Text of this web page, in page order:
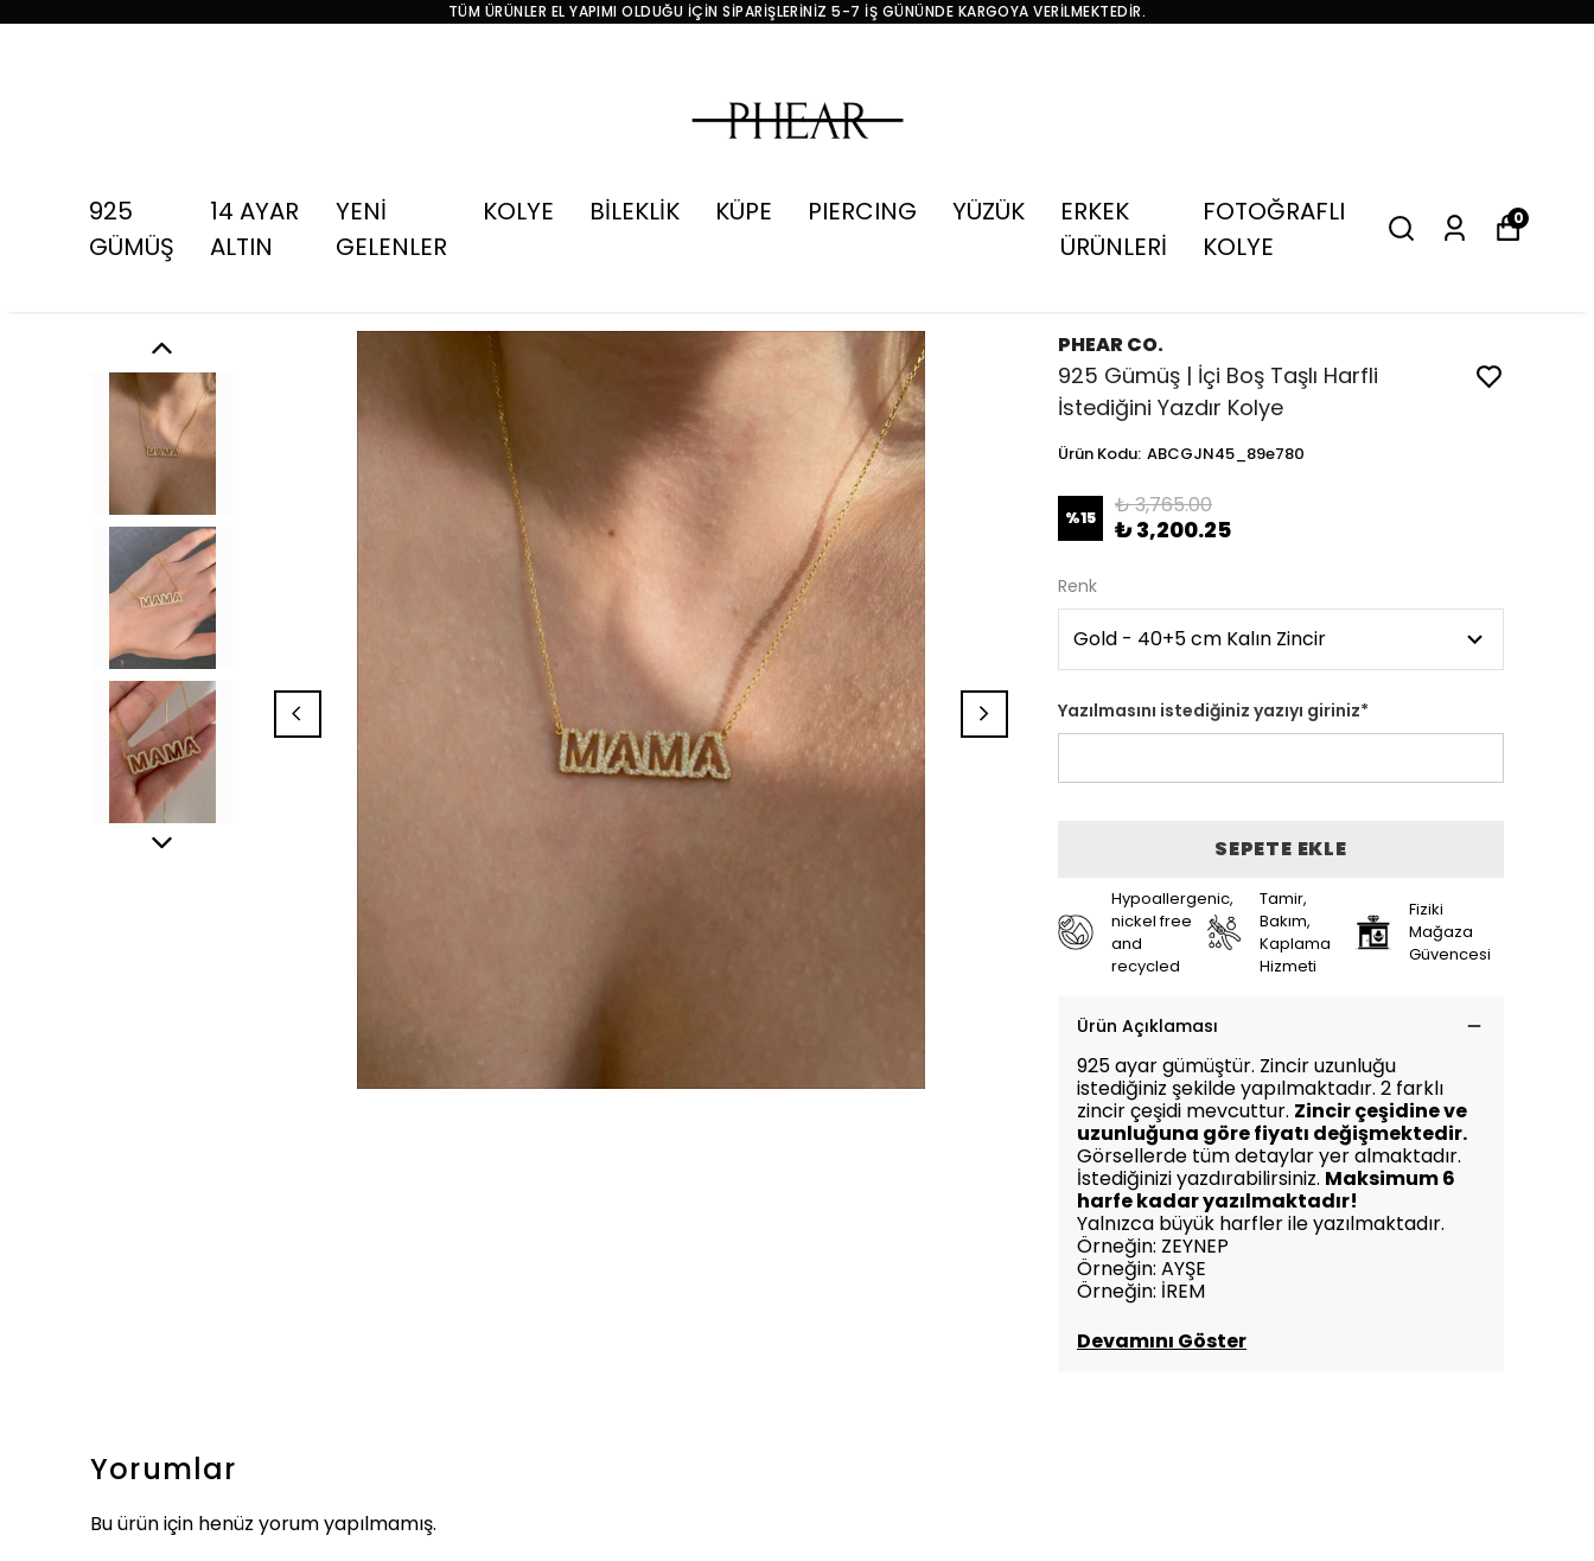
TÜM ÜRÜNLER EL YAPIMI OLDUĞU İÇİN SİPARİŞLERİNİZ 5-7 İŞ GÜNÜNDE KARGOYA VERİLMEKTEDİR.
925
GÜMÜŞ
14 AYAR
ALTIN
YENİ
GELENLER
KOLYE BİLEKLİK KÜPE PIERCING YÜZÜK
ERKEK
ÜRÜNLERİ
FOTOĞRAFLI
KOLYE
0
PHEAR CO.
925 Gümüş | İçi Boş Taşlı Harfli
İstediğini Yazdır Kolye
Ürün Kodu: ABCGJN45_89e780
%15 ₺ 3,765.00
₺ 3,200.25
Renk
Yazılmasını istediğiniz yazıyı giriniz*
SEPETE EKLE
Hypoallergenic,
nickel free
and
recycled
Tamir,
Bakım,
Kaplama
Hizmeti
Fiziki
Mağaza
Güvencesi
Ürün Açıklaması
925 ayar gümüştür. Zincir uzunluğu
istediğiniz şekilde yapılmaktadır. 2 farklı
zincir çeşidi mevcuttur. Zincir çeşidine ve
uzunluğuna göre fiyatı değişmektedir.
Görsellerde tüm detaylar yer almaktadır.
İstediğinizi yazdırabilirsiniz. Maksimum 6
harfe kadar yazılmaktadır!
Yalnızca büyük harfler ile yazılmaktadır.
Örneğin: ZEYNEP
Örneğin: AYŞE
Örneğin: İREM
Devamını Göster
Yorumlar
Bu ürün için henüz yorum yapılmamış.